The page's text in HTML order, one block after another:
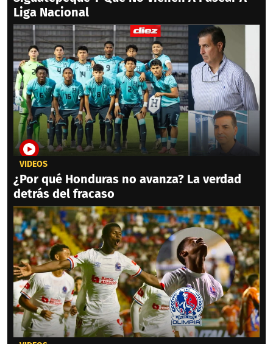
Liga Nacional
VIDEOS
¿Por qué Honduras no avanza? La verdad
detrás del fracaso